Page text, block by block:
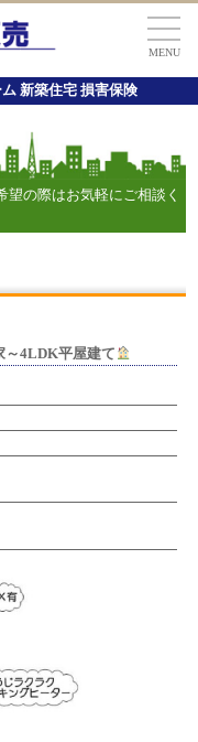
MENU
新築住宅 損害保険
の際はお気軽にご相談く
～4LDK平屋建て